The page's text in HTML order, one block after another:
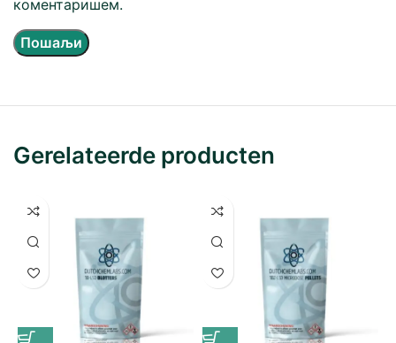
коментаришем.
Gerelateerde producten